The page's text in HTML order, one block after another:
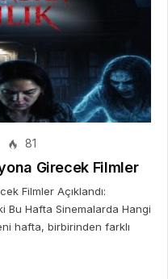
81
Girecek Filmler
Filmler Açıklandı:
Bu Hafta Sinemalarda Hangi
hafta, birbirinden farklı